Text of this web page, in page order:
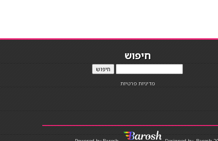
חיפוש
חיפוש
מדיניות פרטיות